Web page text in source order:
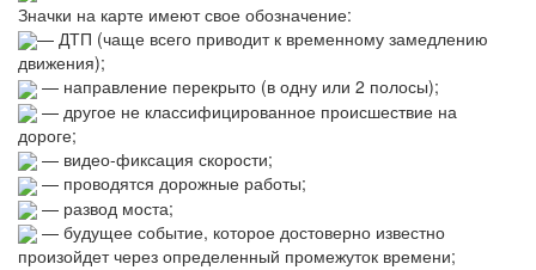
Значки на карте имеют свое обозначение:
— ДТП (чаще всего приводит к временному замедлению
движения);
— направление перекрыто (в одну или 2 полосы);
— другое не классифицированное происшествие на
дороге;
— видео-фиксация скорости;
— проводятся дорожные работы;
— развод моста;
— будущее событие, которое достоверно известно
произойдет через определенный промежуток времени;